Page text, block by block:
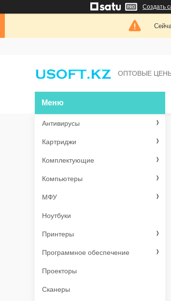
Создать
ОПТОВЫЕ
Антивирусы
Картриджи
Комплектующие
Компьютеры
МФУ
Ноутбуки
Принтеры
Программное обеспечение
Проекторы
Сканеры